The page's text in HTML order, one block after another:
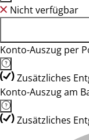
Nicht verfügbar
Konto-Auszug per
Zusätzliches
Konto-Auszug am
Zusätzliches